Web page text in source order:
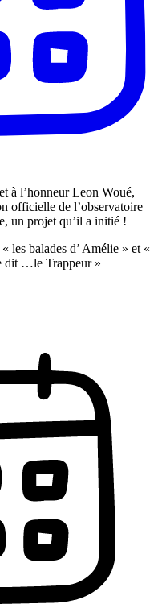
à l’honneur Leon Woué,
officielle de l’observatoire
un projet qu’il a initié !
les balades d’ Amélie » et «
dit …le Trappeur »